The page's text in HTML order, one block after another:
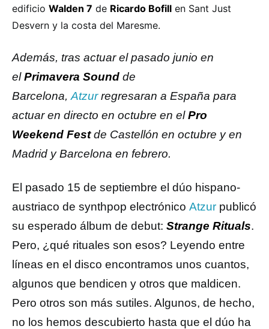
edificio Walden 7 de Ricardo Bofill en Sant Just
Desvern y la costa del Maresme.
Además, tras actuar el pasado junio en
elPrimavera Sound de
Barcelona, Atzur regresaran a España para
actuar en directo en octubre en elPro
Weekend Festde Castellón en octubre y en
Madrid y Barcelona en febrero.
El pasado 15 de septiembre el dúo hispano-
austriaco de synthpop electrónico Atzur publicó
su esperado álbum de debut: Strange Rituals.
Pero, ¿qué rituales son esos? Leyendo entre
líneas en el disco encontramos unos cuantos,
algunos que bendicen y otros que maldicen.
Pero otros son más sutiles. Algunos, de hecho,
no los hemos descubierto hasta que el dúo ha